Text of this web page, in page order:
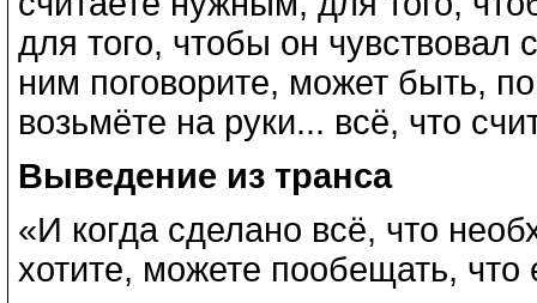
для того, чтобы он
ним поговорите, может быть,
возьмёте на руки... всё, что
Выведение из транса
«И когда сделано всё, что
хотите, можете пообещать,